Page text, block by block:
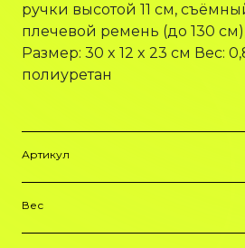
ручки высотой 11 см,
плечевой ремень (до 130
Размер: 30 x 12 x 23 см Вес:
полиуретан
Артикул
Вес